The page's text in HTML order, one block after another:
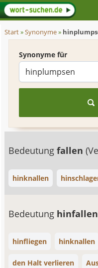
Start»Synonyme»
Synonyme für
Bedeutungfallen
hinknallen
Bedeutung
hinfliegen hinknallen
den Halt verlieren